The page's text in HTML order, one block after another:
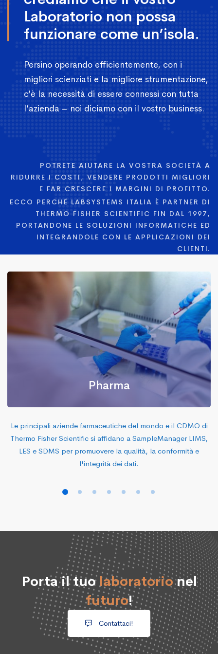
accordabili e secondo le vostre esigenze!
Laboratorio non possa
funzionare come un’isola.
Persino operando efficientemente, con i
migliori scienziati e la migliore strumentazione,
c’è la necessità di essere connessi con tutta
l’azienda – noi diciamo con il vostro business.
POTRETE AIUTARE LA VOSTRA SOCIETÀ A
RIDURRE I COSTI, VENDERE PRODOTTI MIGLIORI
E FAR CRESCERE I MARGINI DI PROFITTO.
ECCO PERCHÉ LABSYSTEMS ITALIA È PARTNER DI
THERMO FISHER SCIENTIFIC FIN DAL 1997,
PORTANDONE LE SOLUZIONI INFORMATICHE ED
INTEGRANDOLE CON LE APPLICAZIONI DEI
CLIENTI.
LA SOLUZIONE PER IL TUO SETTORE
Pharma
Le principali aziende farmaceutiche del mondo e il CDMO di
Thermo Fisher Scientific si affidano a SampleManager LIMS,
LES e SDMS per promuovere la qualità, la conformità e
l'integrità dei dati.
Porta il tuolaboratorionel
futuro!
Contattaci!